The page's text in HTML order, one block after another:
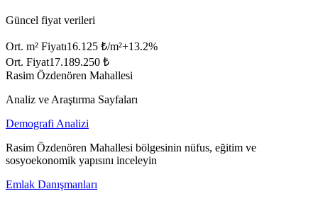
Güncel fiyat verileri
Ort. m² Fiyatı16.125 ₺/m²+13.2%
Ort. Fiyat17.189.250 ₺
Rasim Özdenören Mahallesi
Analiz ve Araştırma Sayfaları
Demografi Analizi
Rasim Özdenören Mahallesi bölgesinin nüfus, eğitim ve
sosyoekonomik yapısını inceleyin
Emlak Danışmanları